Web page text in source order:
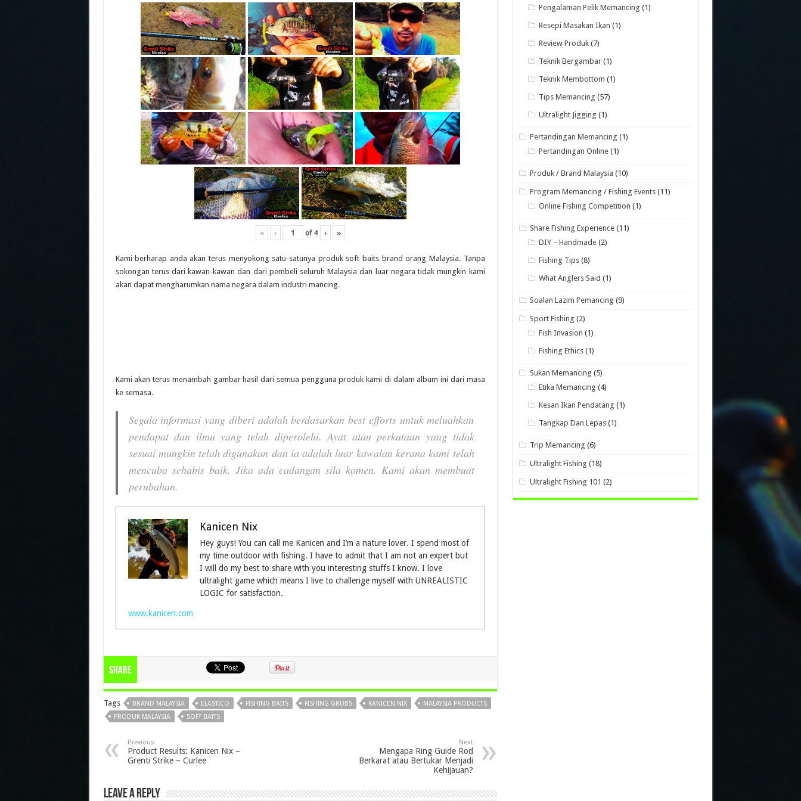
« ‹ of4 › »
Kami berharap anda akan terus menyokong satu-satunya produk soft baits brand orang Malaysia. Tanpa
sokongan terus dari kawan-kawan dan dari pembeli seluruh Malaysia dan luar negara tidak mungkin kami
akan dapat mengharumkan nama negara dalam industri mancing.
Kami akan terus menambah gambar hasil dari semua pengguna produk kami di dalam album ini dari masa
ke semasa.
Segala informasi yang diberi adalah berdasarkan best efforts untuk meluahkan
pendapat dan ilmu yang telah diperolehi. Ayat atau perkataan yang tidak
sesuai mungkin telah digunakan dan ia adalah luar kawalan kerana kami telah
mencuba sehabis baik. Jika ada cadangan sila komen. Kami akan membuat
perubahan.
Kanicen Nix
Hey guys! You can call me Kanicen and I’m a nature lover. I spend most of
my time outdoor with fishing. I have to admit that I am not an expert but
I will do my best to share with you interesting stuffs I know. I love
ultralight game which means I live to challenge myself with UNREALISTIC
LOGIC for satisfaction.
www.kanicen.com
Share
Tags BRAND MALAYSIA ELASTICO FISHING BAITS FISHING GRUBS KANICEN NIX
MALAYSIA PRODUCTS
PRODUK MALAYSIA
SOFT BAITS
Previous
Product Results: Kanicen Nix –
Grenti Strike – Curlee
Next
Mengapa Ring Guide Rod
Berkarat atau Bertukar Menjadi
Kehijauan?
Leave a Reply
Pengalaman Pelik Memancing (1)
Resepi Masakan Ikan (1)
Review Produk (7)
Teknik Bergambar (1)
Teknik Membottom (1)
Tips Memancing (57)
Ultralight Jigging (1)
Pertandingan Memancing (1)
Pertandingan Online (1)
Produk / Brand Malaysia (10)
Program Memancing / Fishing Events (11)
Online Fishing Competition (1)
Share Fishing Experience (11)
DIY – Handmade (2)
Fishing Tips (8)
What Anglers Said (1)
Soalan Lazim Pemancing (9)
Sport Fishing (2)
Fish Invasion (1)
Fishing Ethics (1)
Sukan Memancing (5)
Etika Memancing (4)
Kesan Ikan Pendatang (1)
Tangkap Dan Lepas (1)
Trip Memancing (6)
Ultralight Fishing (18)
Ultralight Fishing 101 (2)